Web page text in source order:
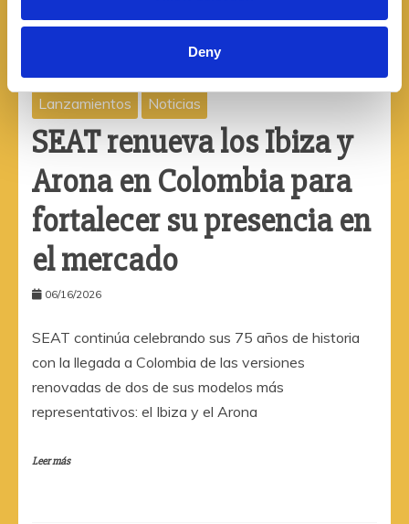
Deny
Lanzamientos Noticias
SEAT renueva los Ibiza y
Arona en Colombia para
fortalecer su presencia en
el mercado
06/16/2026
SEAT continúa celebrando sus 75 años de historia
con la llegada a Colombia de las versiones
renovadas de dos de sus modelos más
representativos: el Ibiza y el Arona
Leer más